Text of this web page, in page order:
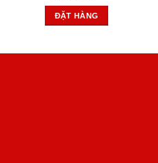
ĐẶT HÀNG